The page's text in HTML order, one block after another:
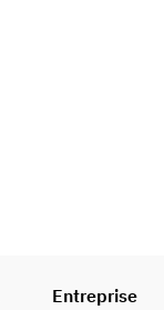
Entreprise